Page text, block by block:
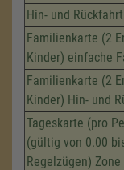
Hin- und Rückfahrt
Familienkarte (2
Kinder) einfache
Familienkarte (2
Kinder) Hin- und
Tageskarte (pro
(gültig von 0.00
Regelzügen) Zone